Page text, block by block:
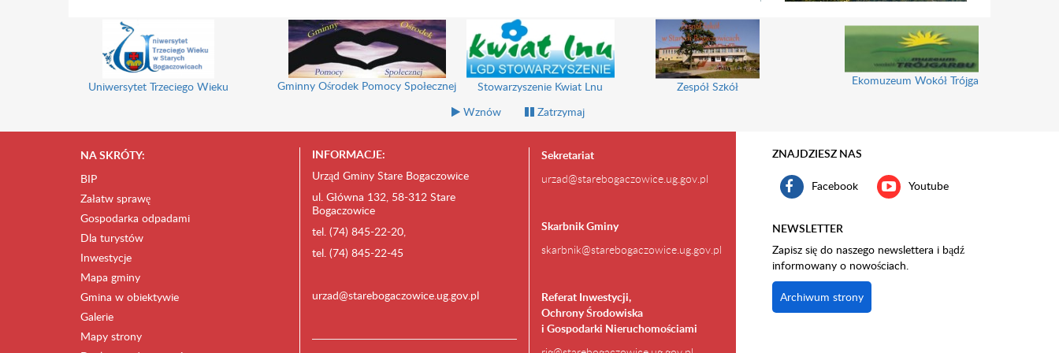
Uniwersytet Trzeciego Wieku Gminny Ośrodek Pomocy Społecznej Stowarzyszenie Kwiat Lnu Zespół Szkół Ekomuzeum Wokół Trójgarbu
Wznów Zatrzymaj
NA SKRÓTY:
BIP
Załatw sprawę
Gospodarka odpadami
Dla turystów
Inwestycje
Mapa gminy
Gmina w obiektywie
Galerie
Mapy strony
INFORMACJE:
Urząd Gminy Stare Bogaczowice
ul. Główna 132, 58-312 Stare
Bogaczowice
tel. (74) 845-22-20,
tel. (74) 845-22-45
urzad@starebogaczowice.ug.gov.pl
Sekretariat
urzad@starebogaczowice.ug.gov.pl
Skarbnik Gminy
skarbnik@starebogaczowice.ug.gov.pl
Referat Inwestycji,
Ochrony Środowiska
i Gospodarki Nieruchomościami
ZNAJDZIESZ NAS
Facebook Youtube
NEWSLETTER
Zapisz się do naszego newslettera i bądź
informowany o nowościach.
Archiwum strony